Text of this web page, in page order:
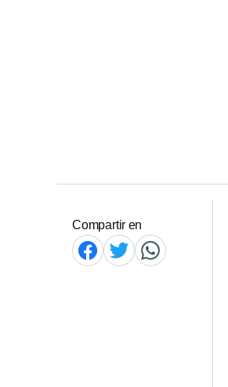
Compartir en